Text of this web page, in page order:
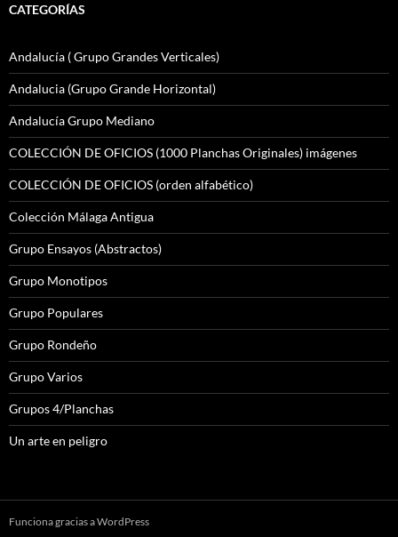
CATEGORÍAS
Andalucía ( Grupo Grandes Verticales)
Andalucia (Grupo Grande Horizontal)
Andalucía Grupo Mediano
COLECCIÓN DE OFICIOS (1000 Planchas Originales) imágenes
COLECCIÓN DE OFICIOS (orden alfabético)
Colección Málaga Antigua
Grupo Ensayos (Abstractos)
Grupo Monotipos
Grupo Populares
Grupo Rondeño
Grupo Varios
Grupos 4/Planchas
Un arte en peligro
Funciona gracias a WordPress